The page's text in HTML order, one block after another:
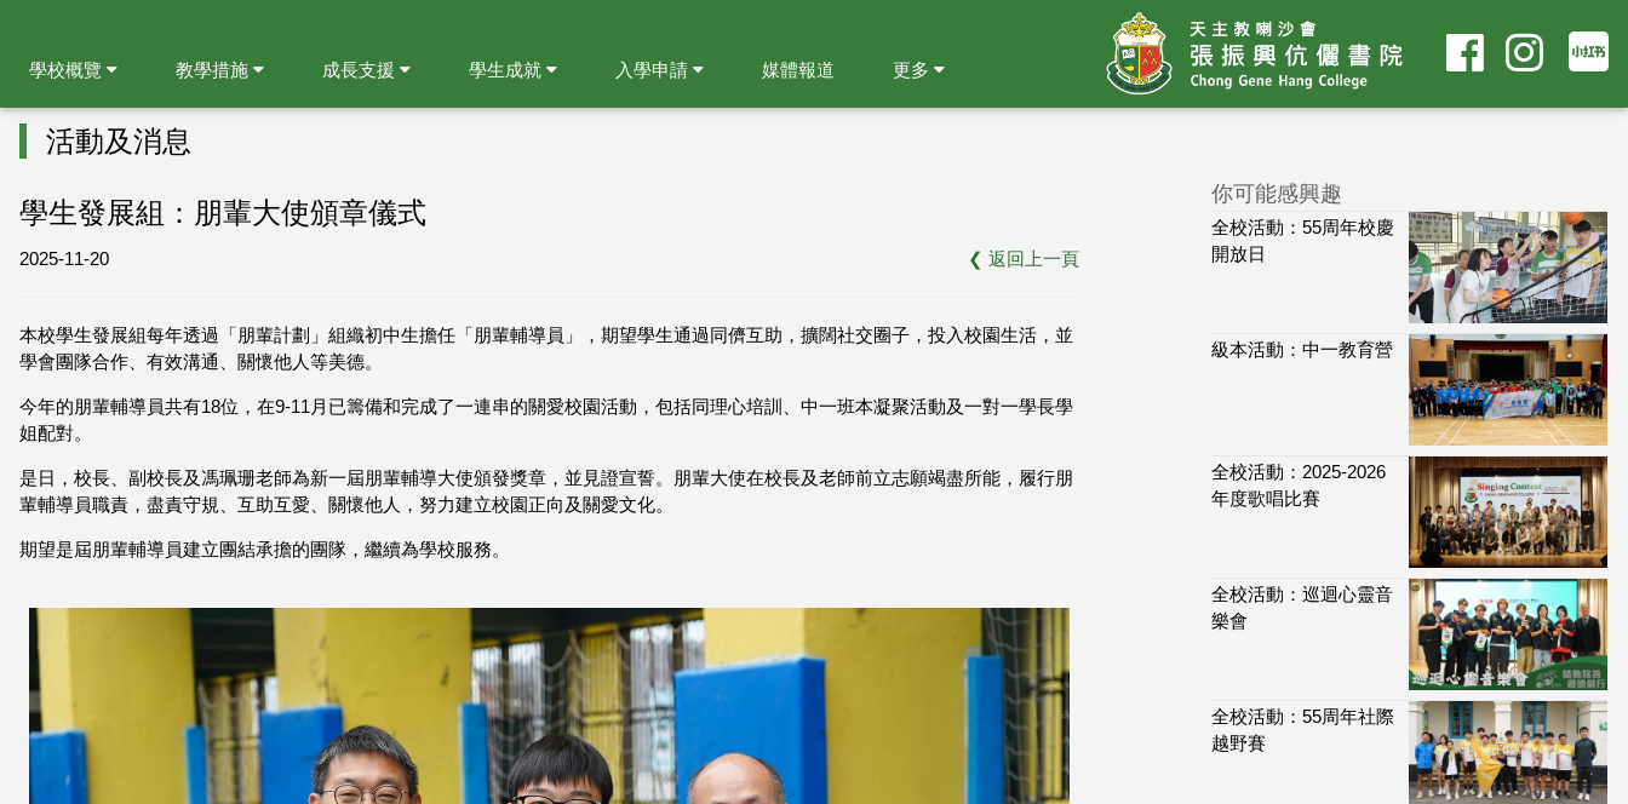
學校概覽 教學措施 成長支援 學生成就 入學申請 媒體報道 更多
活動及消息
學生發展組：朋輩大使頒章儀式
2025-11-20 ❮ 返回上一頁
本校學生發展組每年透過「朋輩計劃」組織初中生擔任「朋輩輔導員」，期望學生通過同儕互助，擴闊社交圈子，投入校園生活，並
學會團隊合作、有效溝通、關懷他人等美德。
今年的朋輩輔導員共有18位，在9-11月已籌備和完成了一連串的關愛校園活動，包括同理心培訓、中一班本凝聚活動及一對一學長學
姐配對。
是日，校長、副校長及馮珮珊老師為新一屆朋輩輔導大使頒發獎章，並見證宣誓。朋輩大使在校長及老師前立志願竭盡所能，履行朋
輩輔導員職責，盡責守規、互助互愛、關懷他人，努力建立校園正向及關愛文化。
期望是屆朋輩輔導員建立團結承擔的團隊，繼續為學校服務。
你可能感興趣
全校活動：55周年校慶
開放日
級本活動：中一教育營
全校活動：2025-2026
年度歌唱比賽
全校活動：巡迴心靈音
樂會
全校活動：55周年社際
越野賽